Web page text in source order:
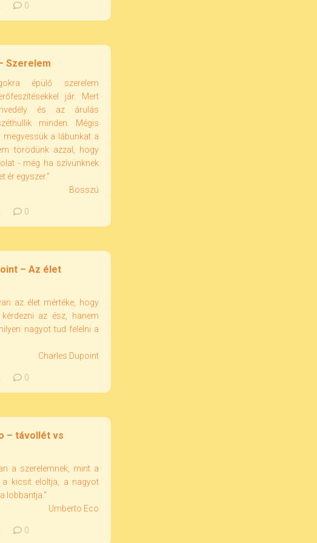
0
Szerelem
épülő szerelem
jár. Mert
és az árulás
minden. Mégis
megvessük a lábunkat a
törödünk azzal, hogy
- még ha szívünknek
ér egyszer."
Bosszú
0
– Az élet
az élet mértéke, hogy
az ész, hanem
nagyot tud felelni a
Charles Dupoint
0
– távollét vs
a szerelemnek, mint a
a kicsit eloltja, a nagyot
lobbantja."
Umberto Eco
0